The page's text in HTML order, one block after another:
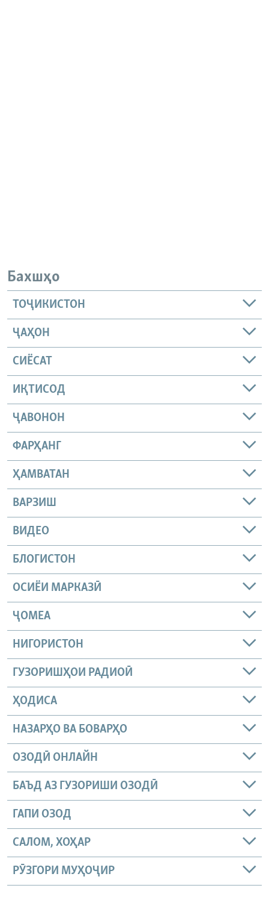
Бахшҳо
ТОҶИКИСТОН
ҶАҲОН
СИЁСАТ
ИҚТИСОД
ҶАВОНОН
ФАРҲАНГ
ҲАМВАТАН
ВАРЗИШ
ВИДЕО
БЛОГИСТОН
ОСИЁИ МАРКАЗӢ
ҶОМEА
НИГОРИСТОН
ГУЗОРИШҲОИ РАДИОӢ
ҲОДИСА
НАЗАРҲО ВА БОВАРҲО
ОЗОДӢ ОНЛАЙН
БАЪД АЗ ГУЗОРИШИ ОЗОДӢ
ГАПИ ОЗОД
САЛОМ, ХОҲАР
РӮЗГОРИ МУҲОҶИР